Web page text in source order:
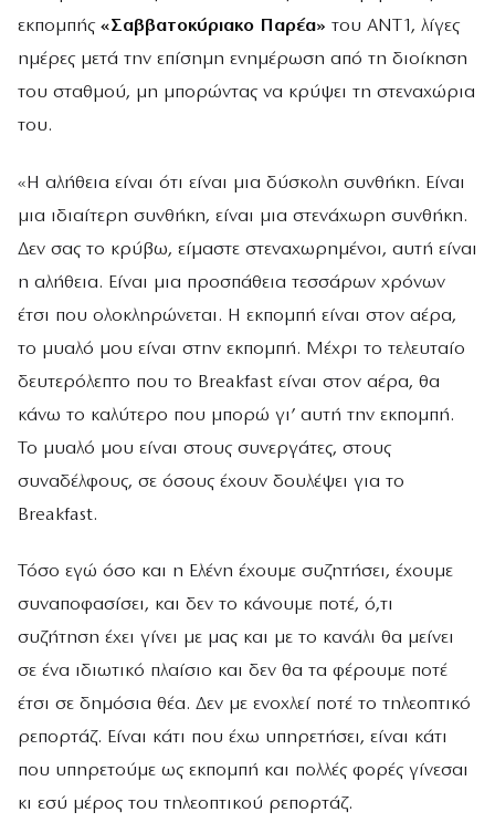
εκπομπής «Σαββατοκύριακο Παρέα» του ANT1, λίγες
ημέρες μετά την επίσημη ενημέρωση από τη διοίκηση
του σταθμού, μη μπορώντας να κρύψει τη στεναχώρια
του.
«Η αλήθεια είναι ότι είναι μια δύσκολη συνθήκη. Είναι
μια ιδιαίτερη συνθήκη, είναι μια στενάχωρη συνθήκη.
Δεν σας το κρύβω, είμαστε στεναχωρημένοι, αυτή είναι
η αλήθεια. Είναι μια προσπάθεια τεσσάρων χρόνων
έτσι που ολοκληρώνεται. Η εκπομπή είναι στον αέρα,
το μυαλό μου είναι στην εκπομπή. Μέχρι το τελευταίο
δευτερόλεπτο που το Breakfast είναι στον αέρα, θα
κάνω το καλύτερο που μπορώ γι’ αυτή την εκπομπή.
Το μυαλό μου είναι στους συνεργάτες, στους
συναδέλφους, σε όσους έχουν δουλέψει για το
Breakfast.
Τόσο εγώ όσο και η Ελένη έχουμε συζητήσει, έχουμε
συναποφασίσει, και δεν το κάνουμε ποτέ, ό,τι
συζήτηση έχει γίνει με μας και με το κανάλι θα μείνει
σε ένα ιδιωτικό πλαίσιο και δεν θα τα φέρουμε ποτέ
έτσι σε δημόσια θέα. Δεν με ενοχλεί ποτέ το τηλεοπτικό
ρεπορτάζ. Είναι κάτι που έχω υπηρετήσει, είναι κάτι
που υπηρετούμε ως εκπομπή και πολλές φορές γίνεσαι
κι εσύ μέρος του τηλεοπτικού ρεπορτάζ.